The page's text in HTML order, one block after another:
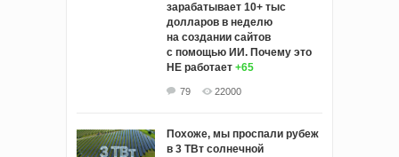
зарабатывает 10+ тыс
долларов в неделю
на создании сайтов
с помощью ИИ. Почему это
НЕ работает +65
79 22000
Похоже, мы проспали рубеж
в 3 ТВт солнечной